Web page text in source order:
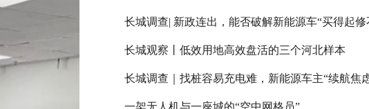
长城观察丨低效用地高效盘活的三个河北样本
长城调查｜找桩容易充电难，新能源车主“续航焦
一架无人机与一座城的“空中网格员”